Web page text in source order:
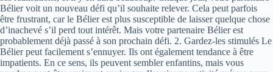
Bélier voit un nouveau défi qu’il souhaite relever. Cela peut parfois
être frustrant, car le Bélier est plus susceptible de laisser quelque chose
d’inachevé s’il perd tout intérêt. Mais votre partenaire Bélier est
probablement déjà passé à son prochain défi. 2. Gardez-les stimulés Le
Bélier peut facilement s’ennuyer. Ils ont également tendance à être
impatients. En ce sens, ils peuvent sembler enfantins, mais vous